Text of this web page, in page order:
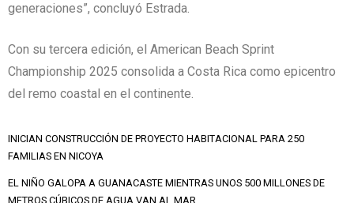
generaciones”, concluyó Estrada.
Con su tercera edición, el American Beach Sprint
Championship 2025 consolida a Costa Rica como epicentro
del remo coastal en el continente.
INICIAN CONSTRUCCIÓN DE PROYECTO HABITACIONAL PARA 250
FAMILIAS EN NICOYA
EL NIÑO GALOPA A GUANACASTE MIENTRAS UNOS 500 MILLONES DE
METROS CÚBICOS DE AGUA VAN AL MAR